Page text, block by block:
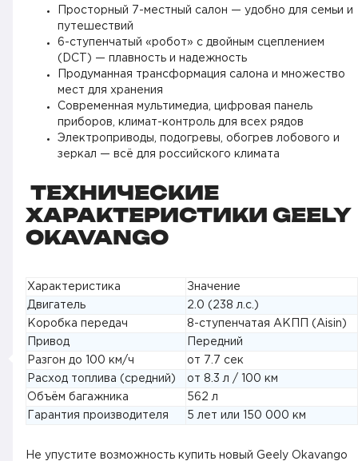
Просторный 7-местный салон — удобно для семьи и
путешествий
6-ступенчатый «робот» с двойным сцеплением
(DCT) — плавность и надежность
Продуманная трансформация салона и множество
мест для хранения
Современная мультимедиа, цифровая панель
приборов, климат-контроль для всех рядов
Электроприводы, подогревы, обогрев лобового и
зеркал — всё для российского климата
ТЕХНИЧЕСКИЕ
ХАРАКТЕРИСТИКИ GEELY
OKAVANGO
Характеристика
Значение
Двигатель
2.0 (238 л.с.)
Коробка передач
8-ступенчатая АКПП (Aisin)
Привод
Передний
Разгон до 100 км/ч
от 7.7 сек
Расход топлива (средний)
от 8.3 л / 100 км
Объём багажника
562 л
Гарантия производителя
5 лет или 150 000 км
Не упустите возможность купить новый Geely Okavango